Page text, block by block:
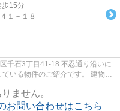
歩15分
１－１８
物件のご紹介です。 建物の
ません。
お問い合わせはこちら